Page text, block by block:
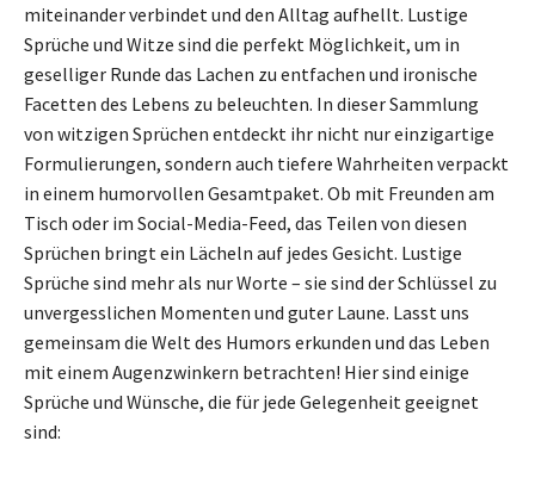
miteinander verbindet und den Alltag aufhellt. Lustige
Sprüche und Witze sind die perfekt Möglichkeit, um in
geselliger Runde das Lachen zu entfachen und ironische
Facetten des Lebens zu beleuchten. In dieser Sammlung
von witzigen Sprüchen entdeckt ihr nicht nur einzigartige
Formulierungen, sondern auch tiefere Wahrheiten verpackt
in einem humorvollen Gesamtpaket. Ob mit Freunden am
Tisch oder im Social-Media-Feed, das Teilen von diesen
Sprüchen bringt ein Lächeln auf jedes Gesicht. Lustige
Sprüche sind mehr als nur Worte – sie sind der Schlüssel zu
unvergesslichen Momenten und guter Laune. Lasst uns
gemeinsam die Welt des Humors erkunden und das Leben
mit einem Augenzwinkern betrachten! Hier sind einige
Sprüche und Wünsche, die für jede Gelegenheit geeignet
sind: